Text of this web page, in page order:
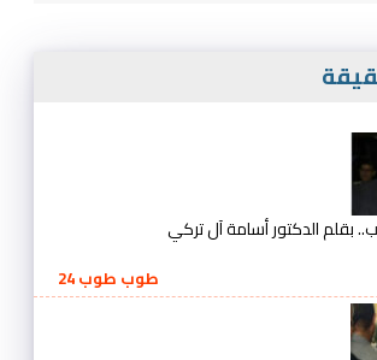
بقلم الدكتور أسامة آل تركي
طوب طوب 24